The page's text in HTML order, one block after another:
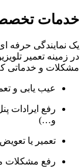
خدمات
یک نمایندگی حرفه
در زمینه تعمیر
مشکلات و خدماتی که
عیب یابی و
و…)
تعمیر یا
رفع مشکلات